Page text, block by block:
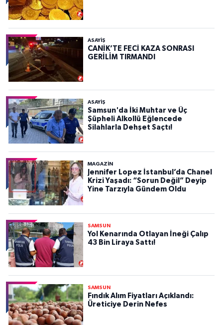
ASAYIŞ
CANİK’TE FECİ KAZA SONRASI
GERİLİM TIRMANDI
ASAYIŞ
Samsun'da İki Muhtar ve Üç
Şüpheli Alkollü Eğlencede
Silahlarla Dehşet Saçtı!
MAGAZİN
Jennifer Lopez İstanbul’da Chanel
Krizi Yaşadı: “Sorun Değil” Deyip
Yine Tarzıyla Gündem Oldu
SAMSUN
Yol Kenarında Otlayan İneği Çalıp
43 Bin Liraya Sattı!
SAMSUN
Fındık Alım Fiyatları Açıklandı:
Üreticiye Derin Nefes